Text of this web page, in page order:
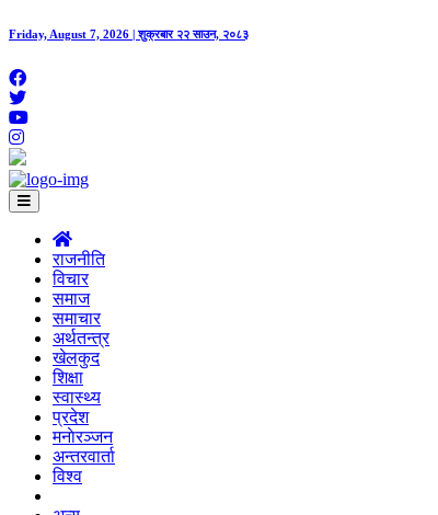
Friday, August 7, 2026 | शुक्रबार २२ साउन, २०८३
राजनीति
विचार
समाज
समाचार
अर्थतन्त्र
खेलकुद
शिक्षा
स्वास्थ्य
प्रदेश
मनाेरञ्जन
अन्तरवार्ता
विश्व